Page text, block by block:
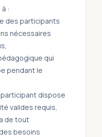
:
des participants
nécessaires
qui
pendant le
dispose
valides requis,
de tout
besoins